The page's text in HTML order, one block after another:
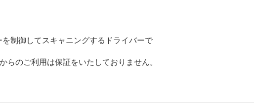
制御してスキャニングするドライバーで
のご利用は保証をいたしておりません。